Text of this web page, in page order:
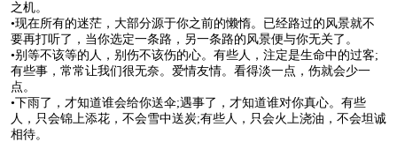
之机。
•现在所有的迷茫，大部分源于你之前的懒惰。已经路过的风景就不
要再打听了，当你选定一条路，另一条路的风景便与你无关了。​​​​
•别等不该等的人，别伤不该伤的心。有些人，注定是生命中的过客;
有些事，常常让我们很无奈。爱情友情。看得淡一点，伤就会少一
点。
•下雨了，才知道谁会给你送伞;遇事了，才知道谁对你真心。有些
人，只会锦上添花，不会雪中送炭;有些人，只会火上浇油，不会坦诚
相待。